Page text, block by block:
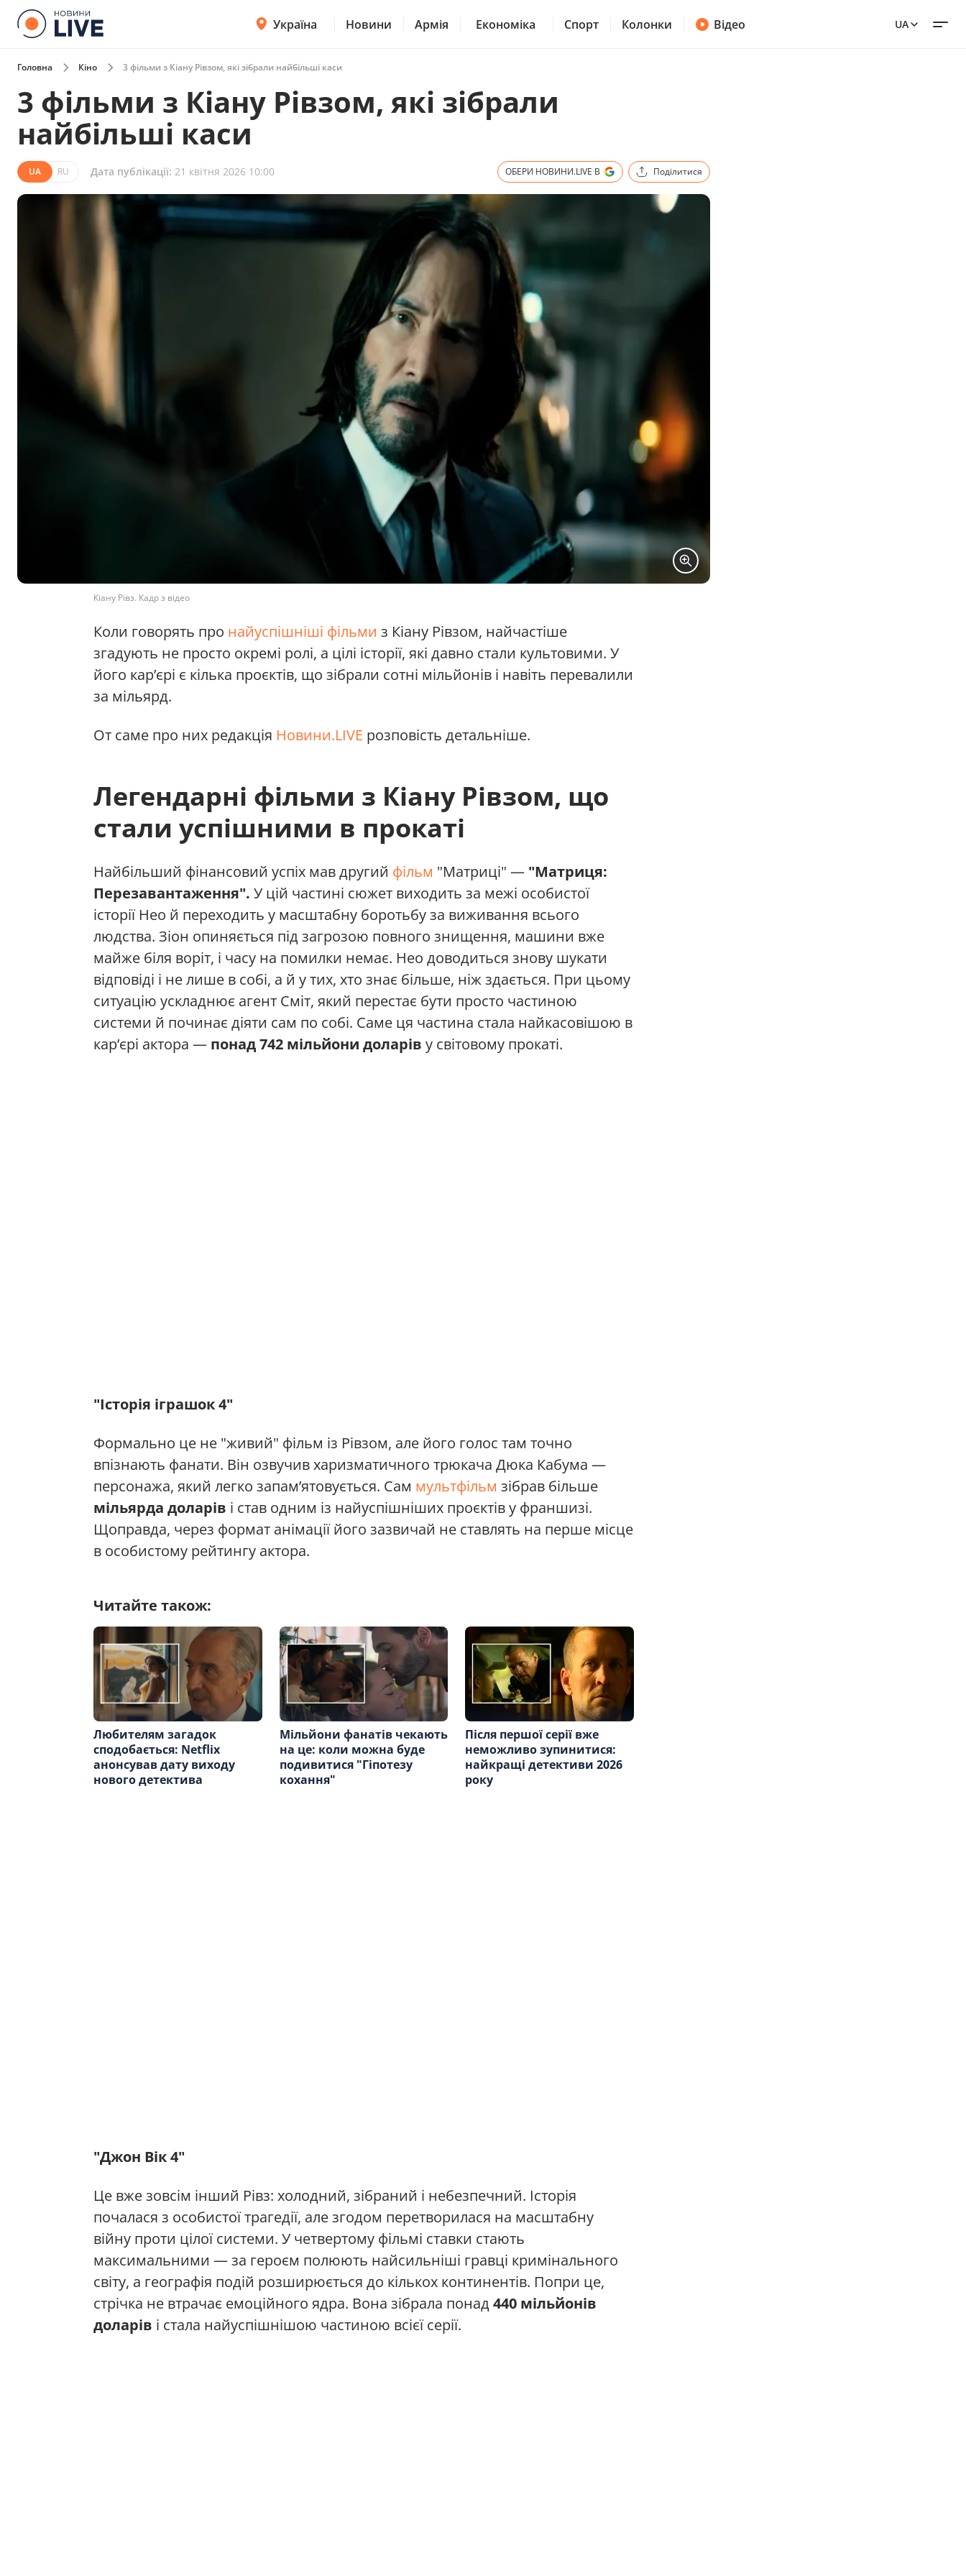
Україна Новини Армія Економіка Спорт Колонки Відео UA
Головна Кіно 3 фільми з Кіану Рівзом, які зібрали найбільші каси
3 фільми з Кіану Рівзом, які зібрали
найбільші каси
UA RU Дата публікації: 21 квітня 2026 10:00 ОБЕРИ НОВИНИ.LIVE В Поділитися
Кіану Рівз. Кадр з відео
Коли говорять про найуспішніші фільми з Кіану Рівзом, найчастіше
згадують не просто окремі ролі, а цілі історії, які давно стали культовими. У
його кар’єрі є кілька проєктів, що зібрали сотні мільйонів і навіть перевалили
за мільярд.
От саме про них редакція Новини.LIVE розповість детальніше.
Легендарні фільми з Кіану Рівзом, що
стали успішними в прокаті
Найбільший фінансовий успіх мав другий фільм "Матриці" — "Матриця:
Перезавантаження". У цій частині сюжет виходить за межі особистої
історії Нео й переходить у масштабну боротьбу за виживання всього
людства. Зіон опиняється під загрозою повного знищення, машини вже
майже біля воріт, і часу на помилки немає. Нео доводиться знову шукати
відповіді і не лише в собі, а й у тих, хто знає більше, ніж здається. При цьому
ситуацію ускладнює агент Сміт, який перестає бути просто частиною
системи й починає діяти сам по собі. Саме ця частина стала найкасовішою в
кар’єрі актора — понад 742 мільйони доларів у світовому прокаті.
"Історія іграшок 4"
Формально це не "живий" фільм із Рівзом, але його голос там точно
впізнають фанати. Він озвучив харизматичного трюкача Дюка Кабума —
персонажа, який легко запам’ятовується. Сам мультфільм зібрав більше
мільярда доларів і став одним із найуспішніших проєктів у франшизі.
Щоправда, через формат анімації його зазвичай не ставлять на перше місце
в особистому рейтингу актора.
Читайте також:
Любителям загадок
сподобається: Netflix
анонсував дату виходу
нового детектива
Мільйони фанатів чекають
на це: коли можна буде
подивитися "Гіпотезу
кохання"
Після першої серії вже
неможливо зупинитися:
найкращі детективи 2026
року
"Джон Вік 4"
Це вже зовсім інший Рівз: холодний, зібраний і небезпечний. Історія
почалася з особистої трагедії, але згодом перетворилася на масштабну
війну проти цілої системи. У четвертому фільмі ставки стають
максимальними — за героєм полюють найсильніші гравці кримінального
світу, а географія подій розширюється до кількох континентів. Попри це,
стрічка не втрачає емоційного ядра. Вона зібрала понад 440 мільйонів
доларів і стала найуспішнішою частиною всієї серії.